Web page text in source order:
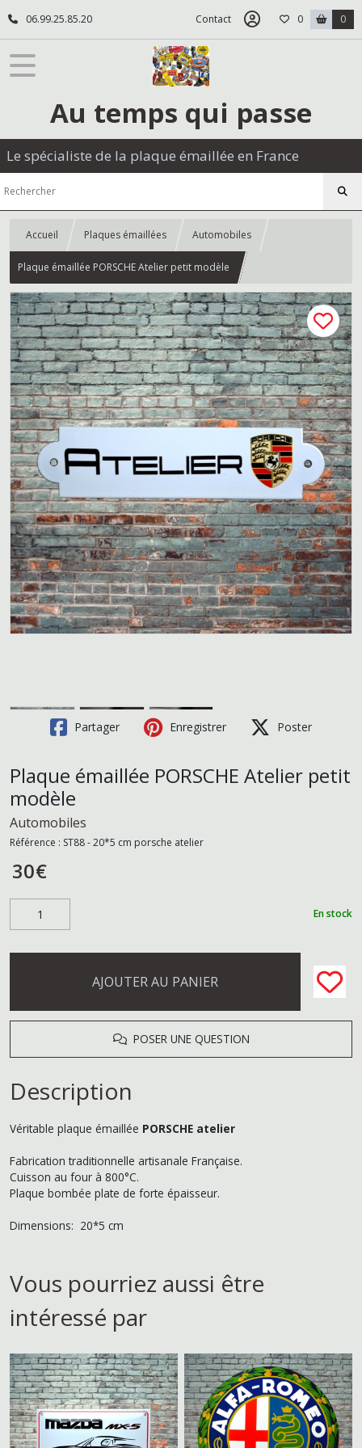
06.99.25.85.20 Contact 0 0
Au temps qui passe
Le spécialiste de la plaque émaillée en France
Accueil Plaques émaillées Automobiles
Plaque émaillée PORSCHE Atelier petit modèle
Partager Enregistrer Poster
Plaque émaillée PORSCHE Atelier petit
modèle
Automobiles
Référence : ST88 - 20*5 cm porsche atelier
30€
En stock
AJOUTER AU PANIER
POSER UNE QUESTION
Description
Véritable plaque émaillée PORSCHE atelier
Fabrication traditionnelle artisanale Française.
Cuisson au four à 800°C.
Plaque bombée plate de forte épaisseur.
Dimensions: 20*5 cm
Vous pourriez aussi être
intéressé par